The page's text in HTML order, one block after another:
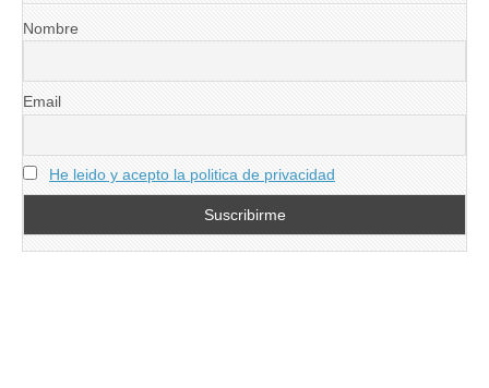
Nombre
Email
He leido y acepto la politica de privacidad